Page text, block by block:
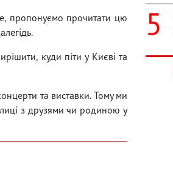
пропонуємо прочитати цю
куди піти у Києві та
та виставки. Тому ми
з друзями чи родиною у